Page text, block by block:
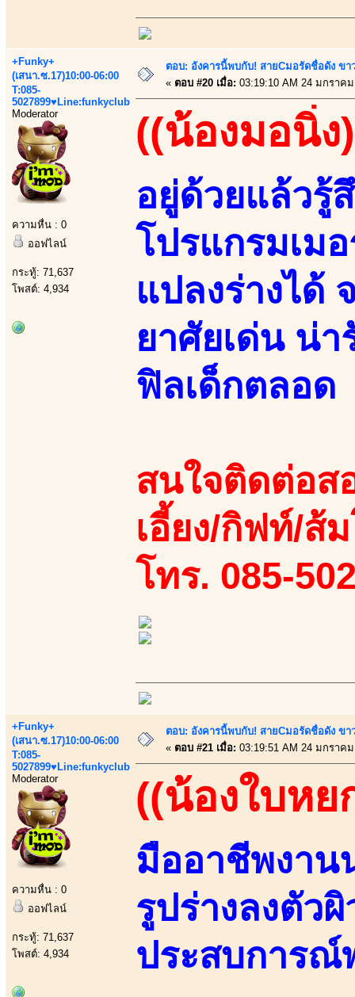
+Funky+
(เสนา.ซ.17)10:00-06:00
T:085-
5027899♥Line:funkyclub
Moderator
ความหื่น : 0
ออฟไลน์
กระทู้: 71,637
โพสต์: 4,934
ตอบ: อังคารนี้พบกับ! สายCมอรัดชื่อดัง ขา
« ตอบ #20 เมื่อ: 03:19:10 AM 24 มกราค
((น้องมอนิ่ง
อยู่ด้วยแล้วรู้
โปรแกรมเม
แปลงร่างได้
ยาศัยเด่น น่า
ฟิลเด็กตลอด
สนใจติดต่อส
เอี้ยง/กิฟท์/ส้
โทร. 085-
+Funky+
(เสนา.ซ.17)10:00-06:00
T:085-
5027899♥Line:funkyclub
Moderator
ความหื่น : 0
ออฟไลน์
กระทู้: 71,637
โพสต์: 4,934
ตอบ: อังคารนี้พบกับ! สายCมอรัดชื่อดัง ขา
« ตอบ #21 เมื่อ: 03:19:51 AM 24 มกราค
((น้องใบหย
มืออาชีพงาน
รูปร่างลงตัว
ประสบการณ์